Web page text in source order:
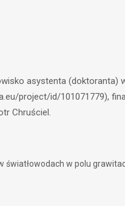
asystenta (doktoranta)
project/id/101071779),
Chruściel.
w polu